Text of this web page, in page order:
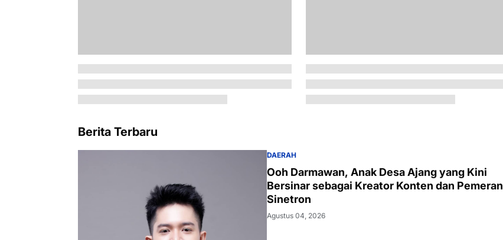
Berita Terbaru
DAERAH
Ooh Darmawan, Anak Desa Ajang yang Kini
Bersinar sebagai Kreator Konten dan Pemeran
Sinetron
Agustus 04, 2026